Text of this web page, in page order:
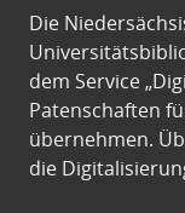
Die
dem Service
Patenschaften
übernehmen.
die